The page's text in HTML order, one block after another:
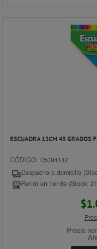
ESCUADRA 13CM 45 GRADOS
CÓDIGO: 05084142
Despacho a domicilio
Retiro en tienda (Stock:
Precio